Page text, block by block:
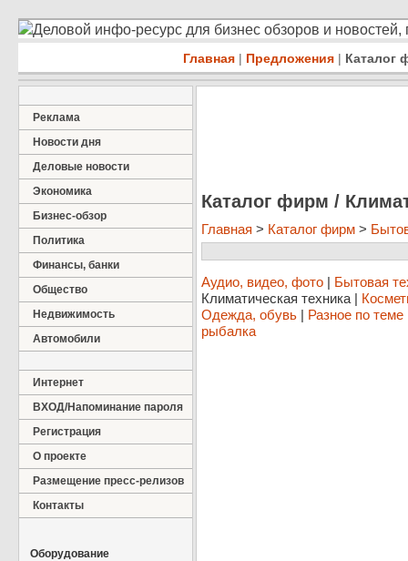
Деловой инфо-ресурс для бизнес обзоров и
Главная | Предложения | Каталог
Реклама
Новости дня
Деловые новости
Экономика
Бизнес-обзор
Политика
Финансы, банки
Общество
Недвижимость
Автомобили
Интернет
ВХОД/Напоминание пароля
Регистрация
О проекте
Размещение пресс-релизов
Контакты
Оборудование
Каталог фирм /
Главная > Каталог фирм >
Аудио, видео, фото | Бытовая
Климатическая техника |
Одежда, обувь | Разное по теме
рыбалка